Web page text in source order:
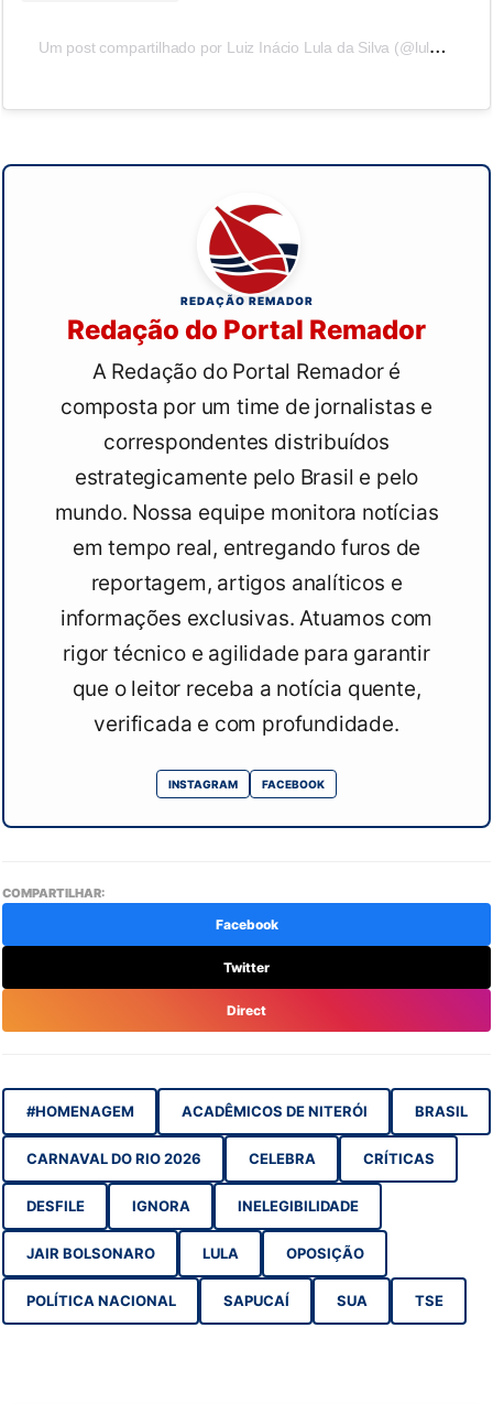
U
m post compartilhado por Luiz Inácio Lula da Silva (@lulaoficial)
REDAÇÃO REMADOR
Redação do Portal Remador
A Redação do Portal Remador é
composta por um time de jornalistas e
correspondentes distribuídos
estrategicamente pelo Brasil e pelo
mundo. Nossa equipe monitora notícias
em tempo real, entregando furos de
reportagem, artigos analíticos e
informações exclusivas. Atuamos com
rigor técnico e agilidade para garantir
que o leitor receba a notícia quente,
verificada e com profundidade.
INSTAGRAM FACEBOOK
COMPARTILHAR:
Facebook
Twitter
Direct
#HOMENAGEM ACADÊMICOS DE NITERÓI BRASIL
CARNAVAL DO RIO 2026 CELEBRA CRÍTICAS
DESFILE IGNORA INELEGIBILIDADE
JAIR BOLSONARO LULA OPOSIÇÃO
POLÍTICA NACIONAL SAPUCAÍ SUA TSE